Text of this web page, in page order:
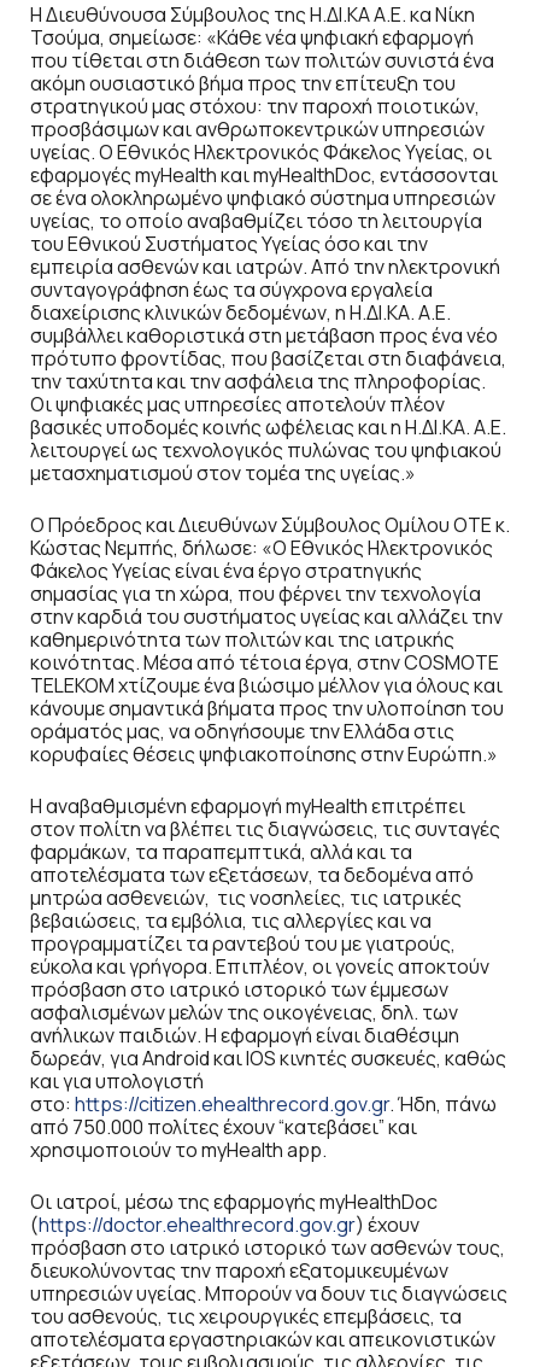
Η Διευθύνουσα Σύμβουλος της Η.ΔΙ.ΚΑ Α.Ε. κα Νίκη
Τσούμα, σημείωσε: «Κάθε νέα ψηφιακή εφαρμογή
που τίθεται στη διάθεση των πολιτών συνιστά ένα
ακόμη ουσιαστικό βήμα προς την επίτευξη του
στρατηγικού μας στόχου: την παροχή ποιοτικών,
προσβάσιμων και ανθρωποκεντρικών υπηρεσιών
υγείας. Ο Εθνικός Ηλεκτρονικός Φάκελος Υγείας, οι
εφαρμογές myHealth και myHealthDoc, εντάσσονται
σε ένα ολοκληρωμένο ψηφιακό σύστημα υπηρεσιών
υγείας, το οποίο αναβαθμίζει τόσο τη λειτουργία
του Εθνικού Συστήματος Υγείας όσο και την
εμπειρία ασθενών και ιατρών. Από την ηλεκτρονική
συνταγογράφηση έως τα σύγχρονα εργαλεία
διαχείρισης κλινικών δεδομένων, η Η.ΔΙ.ΚΑ. Α.Ε.
συμβάλλει καθοριστικά στη μετάβαση προς ένα νέο
πρότυπο φροντίδας, που βασίζεται στη διαφάνεια,
την ταχύτητα και την ασφάλεια της πληροφορίας.
Οι ψηφιακές μας υπηρεσίες αποτελούν πλέον
βασικές υποδομές κοινής ωφέλειας και η Η.ΔΙ.ΚΑ. Α.Ε.
λειτουργεί ως τεχνολογικός πυλώνας του ψηφιακού
μετασχηματισμού στον τομέα της υγείας.»
Ο Πρόεδρος και Διευθύνων Σύμβουλος Ομίλου ΟΤΕ κ.
Κώστας Νεμπής, δήλωσε: «Ο Εθνικός Ηλεκτρονικός
Φάκελος Υγείας είναι ένα έργο στρατηγικής
σημασίας για τη χώρα, που φέρνει την τεχνολογία
στην καρδιά του συστήματος υγείας και αλλάζει την
καθημερινότητα των πολιτών και της ιατρικής
κοινότητας. Μέσα από τέτοια έργα, στην COSMOTE
TELEKOM χτίζουμε ένα βιώσιμο μέλλον για όλους και
κάνουμε σημαντικά βήματα προς την υλοποίηση του
οράματός μας, να οδηγήσουμε την Ελλάδα στις
κορυφαίες θέσεις ψηφιακοποίησης στην Ευρώπη.»
Η αναβαθμισμένη εφαρμογή myHealth επιτρέπει
στον πολίτη να βλέπει τις διαγνώσεις, τις συνταγές
φαρμάκων, τα παραπεμπτικά, αλλά και τα
αποτελέσματα των εξετάσεων, τα δεδομένα από
μητρώα ασθενειών, τις νοσηλείες, τις ιατρικές
βεβαιώσεις, τα εμβόλια, τις αλλεργίες και να
προγραμματίζει τα ραντεβού του με γιατρούς,
εύκολα και γρήγορα. Επιπλέον, οι γονείς αποκτούν
πρόσβαση στο ιατρικό ιστορικό των έμμεσων
ασφαλισμένων μελών της οικογένειας, δηλ. των
ανήλικων παιδιών. Η εφαρμογή είναι διαθέσιμη
δωρεάν, για Αndroid και ΙΟS κινητές συσκευές, καθώς
και για υπολογιστή
στο: https://citizen.ehealthrecord.gov.gr. Ήδη, πάνω
από 750.000 πολίτες έχουν “κατεβάσει” και
χρησιμοποιούν το myHealth app.
Οι ιατροί, μέσω της εφαρμογής myHealthDoc
(https://doctor.ehealthrecord.gov.gr) έχουν
πρόσβαση στο ιατρικό ιστορικό των ασθενών τους,
διευκολύνοντας την παροχή εξατομικευμένων
υπηρεσιών υγείας. Μπορούν να δουν τις διαγνώσεις
του ασθενούς, τις χειρουργικές επεμβάσεις, τα
αποτελέσματα εργαστηριακών και απεικονιστικών